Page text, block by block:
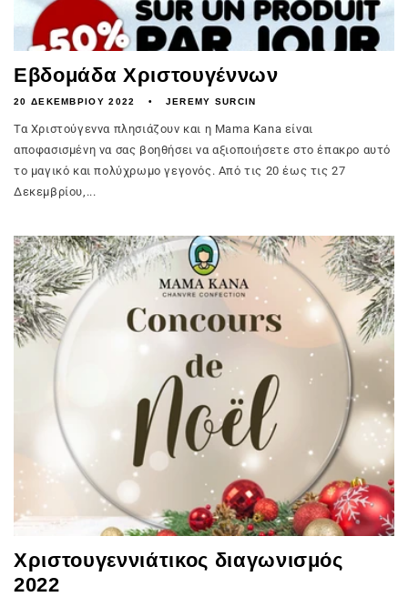
Εβδομάδα Χριστουγέννων
20 ΔΕΚΕΜΒΡΊΟΥ 2022 JEREMY SURCIN
Τα Χριστούγεννα πλησιάζουν και η Mama Kana είναι
αποφασισμένη να σας βοηθήσει να αξιοποιήσετε στο έπακρο αυτό
το μαγικό και πολύχρωμο γεγονός. Από τις 20 έως τις 27
Δεκεμβρίου,...
Χριστουγεννιάτικος διαγωνισμός
2022